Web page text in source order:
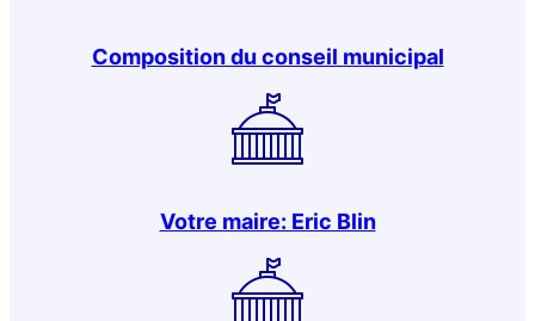
Composition du conseil municipal
Votre maire: Eric Blin